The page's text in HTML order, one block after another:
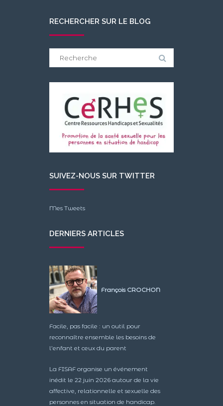
RECHERCHER SUR LE BLOG
SUIVEZ-NOUS SUR TWITTER
Mes Tweets
DERNIERS ARTICLES
François CROCHON
Facile, pas facile : un outil pour
reconnaître ensemble les besoins de
l’enfant et ceux du parent
La FISAF organise un événement
inédit le 22 juin 2026 autour de la vie
affective, relationnelle et sexuelle des
personnes en situation de handicap.